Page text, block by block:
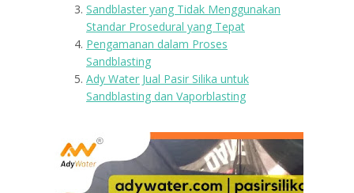
Sandblaster yang Tidak Menggunakan
Standar Prosedural yang Tepat
Pengamanan dalam Proses
Sandblasting
Ady Water Jual Pasir Silika untuk
Sandblasting dan Vaporblasting